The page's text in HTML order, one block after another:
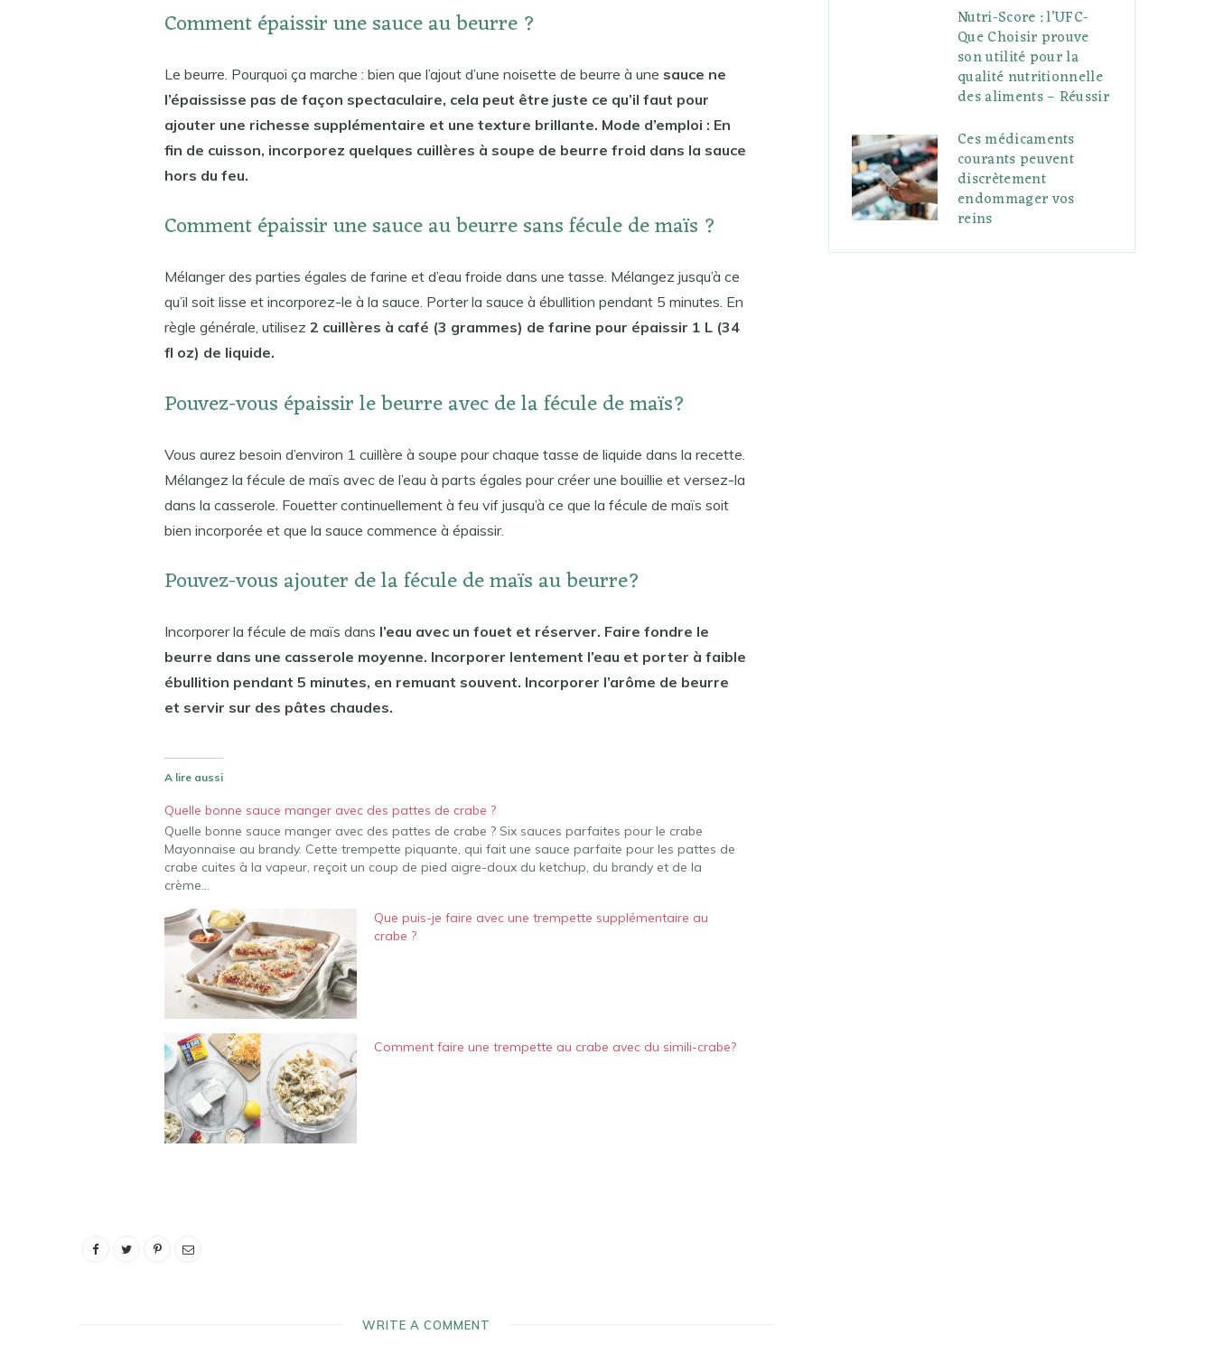
Comment épaissir une sauce au beurre ?
Le beurre. Pourquoi ça marche : bien que l’ajout d’une noisette de beurre à une sauce ne
l’épaississe pas de façon spectaculaire, cela peut être juste ce qu’il faut pour
ajouter une richesse supplémentaire et une texture brillante. Mode d’emploi : En
fin de cuisson, incorporez quelques cuillères à soupe de beurre froid dans la sauce
hors du feu.
Comment épaissir une sauce au beurre sans fécule de maïs ?
Mélanger des parties égales de farine et d’eau froide dans une tasse. Mélangez jusqu’à ce
qu’il soit lisse et incorporez-le à la sauce. Porter la sauce à ébullition pendant 5 minutes. En
règle générale, utilisez 2 cuillères à café (3 grammes) de farine pour épaissir 1 L (34
fl oz) de liquide.
Pouvez-vous épaissir le beurre avec de la fécule de maïs?
Vous aurez besoin d’environ 1 cuillère à soupe pour chaque tasse de liquide dans la recette.
Mélangez la fécule de maïs avec de l’eau à parts égales pour créer une bouillie et versez-la
dans la casserole. Fouetter continuellement à feu vif jusqu’à ce que la fécule de maïs soit
bien incorporée et que la sauce commence à épaissir.
Pouvez-vous ajouter de la fécule de maïs au beurre?
Incorporer la fécule de maïs dans l’eau avec un fouet et réserver. Faire fondre le
beurre dans une casserole moyenne. Incorporer lentement l’eau et porter à faible
ébullition pendant 5 minutes, en remuant souvent. Incorporer l’arôme de beurre
et servir sur des pâtes chaudes.
A lire aussi
Quelle bonne sauce manger avec des pattes de crabe ?
Quelle bonne sauce manger avec des pattes de crabe ? Six sauces parfaites pour le crabe
Mayonnaise au brandy. Cette trempette piquante, qui fait une sauce parfaite pour les pattes de
crabe cuites à la vapeur, reçoit un coup de pied aigre-doux du ketchup, du brandy et de la
crème…
Que puis-je faire avec une trempette supplémentaire au
crabe ?
Comment faire une trempette au crabe avec du simili-crabe?
WRITE A COMMENT
Nutri-Score : l’UFC-
Que Choisir prouve
son utilité pour la
qualité nutritionnelle
des aliments – Réussir
Ces médicaments
courants peuvent
discrètement
endommager vos
reins